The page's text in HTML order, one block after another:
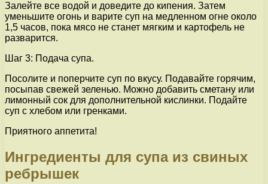
Залейте все водой и доведите до кипения. Затем
уменьшите огонь и варите суп на медленном огне около
1,5 часов, пока мясо не станет мягким и картофель не
разварится.
Шаг 3: Подача супа.
Посолите и поперчите суп по вкусу. Подавайте горячим,
посыпав свежей зеленью. Можно добавить сметану или
лимонный сок для дополнительной кислинки. Подайте
суп с хлебом или гренками.
Приятного аппетита!
Ингредиенты для супа из свиных
ребрышек